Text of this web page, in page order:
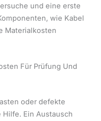
und eine erste
wie Kabel
Materialkosten
Für Prüfung Und
oder defekte
Ein Austausch